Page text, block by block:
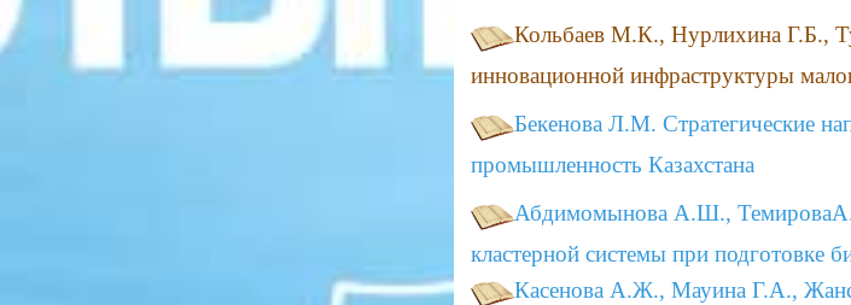
Кольбаев М.К., Нурлихина Г.Б.,
инновационной инфраструктуры
Бекенова Л.М. Стратегические
промышленность Казахстана
Абдимомынова А.Ш.,
кластерной системы при подготовке
Касенова А.Ж., Мауина Г.А.,